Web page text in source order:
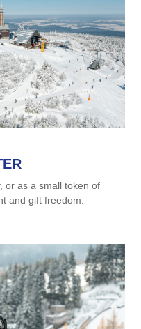
or as a small token of
and gift freedom.